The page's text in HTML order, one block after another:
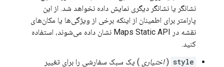
نشانگر یا نشانگر دیگری نمایش داده نخواهد شد. از این
پارامتر برای اطمینان از اینکه برخی از ویژگی‌ها یا مکان‌های
نقشه در Maps Static API نشان داده می‌شوند، استفاده
کنید.
style
(اختیاری ) یک سبک سفارشی را برای تغییر